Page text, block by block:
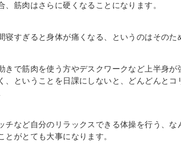
筋肉はさらに硬くなることになります。
すぎると身体が痛くなる、というのはそのた
きで筋肉を使う方やデスクワークなど上半身が
、ということを日課にしないと、どんどんとコ
チなど自分のリラックスできる体操を行う、な
がとても大事になります。